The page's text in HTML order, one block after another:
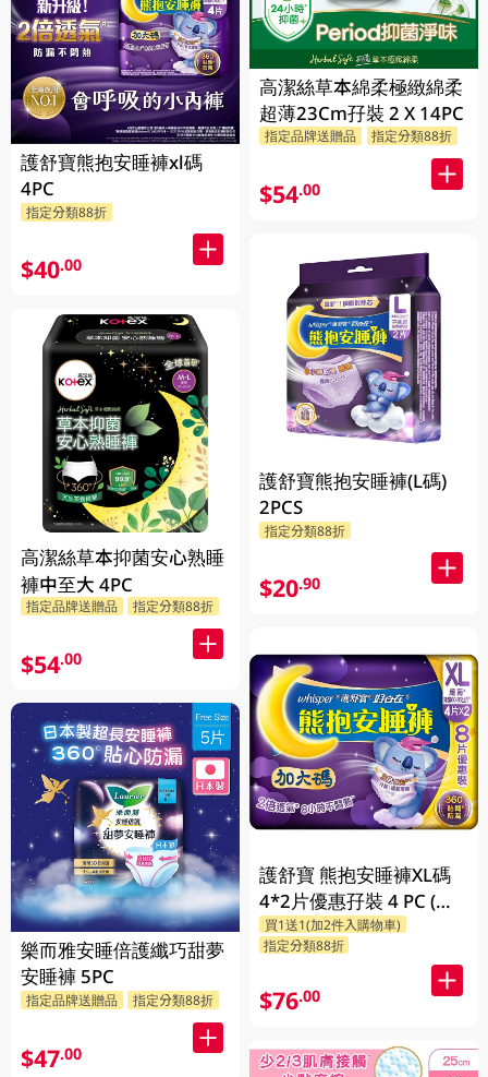
護舒寶熊抱安睡褲xl碼
4PC
指定分類88折
$40.00
高潔絲草本抑菌安心熟睡
褲中至大 4PC
指定品牌送贈品 指定分類88折
$54.00
樂而雅安睡倍護纖巧甜夢
安睡褲 5PC
指定品牌送贈品 指定分類88折
$47.00
高潔絲草本綿柔極緻綿柔
超薄23Cm孖裝 2 X 14PC
指定品牌送贈品 指定分類88折
$54.00
護舒寶熊抱安睡褲(L碼)
2PCS
指定分類88折
$20.90
護舒寶 熊抱安睡褲XL碼
4*2片優惠孖裝 4 PC (包
裝隨機發放)
買1送1(加2件入購物車)
指定分類88折
$76.00